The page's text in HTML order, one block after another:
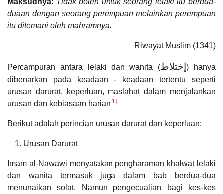
duaan dengan seorang perempuan melainkan perempuan
itu ditemani oleh mahramnya.
Riwayat Muslim (1341)
Percampuran antara lelaki dan wanita (إختلاط) hanya
dibenarkan pada keadaan - keadaan tertentu seperti
urusan darurat, keperluan, maslahat dalam menjalankan
urusan dan kebiasaan harian[1]
Berikut adalah perincian urusan darurat dan keperluan:
Urusan Darurat
Imam al-Nawawi menyatakan pengharaman khalwat lelaki
dan wanita termasuk juga dalam bab berdua-dua
menunaikan solat. Namun pengecualian bagi kes-kes